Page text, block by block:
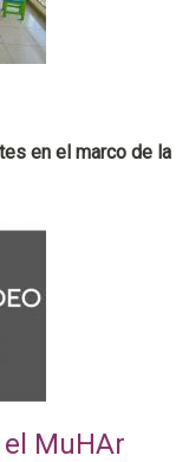
en el marco de la
MuHAr